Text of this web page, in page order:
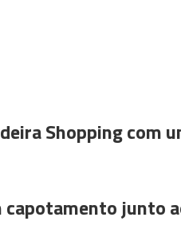
Shopping com
junto